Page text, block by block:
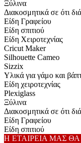
Ξύλινα
Διακοσμητικά σε ότι
Είδη Γραφείου
Είδη σπιτιού
Είδη Xειροτεχνίας
Cricut Maker
Silhouette Cameo
Sizzix
Υλικά για γάμο και
Είδη χειροτεχνίας
Plexiglass
Ξύλινα
Διακοσμητικά σε ότι
Είδη Γραφείου
Είδη σπιτιού
Η ΕΤΑΙΡΕΙΑ ΜΑΣ